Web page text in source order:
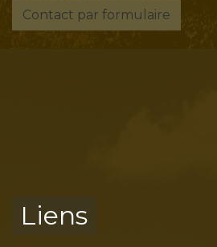
Contact par formulaire
Liens